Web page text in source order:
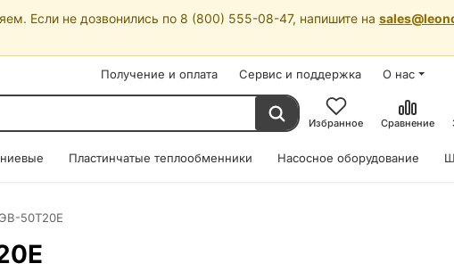
Если не дозвонились по 8 (800) 555-08-47, напишите на
Получение и оплата Сервис и поддержка О нас
Избранное Сравнение
Пластинчатые теплообменники Насосное оборудование
50Т20Е